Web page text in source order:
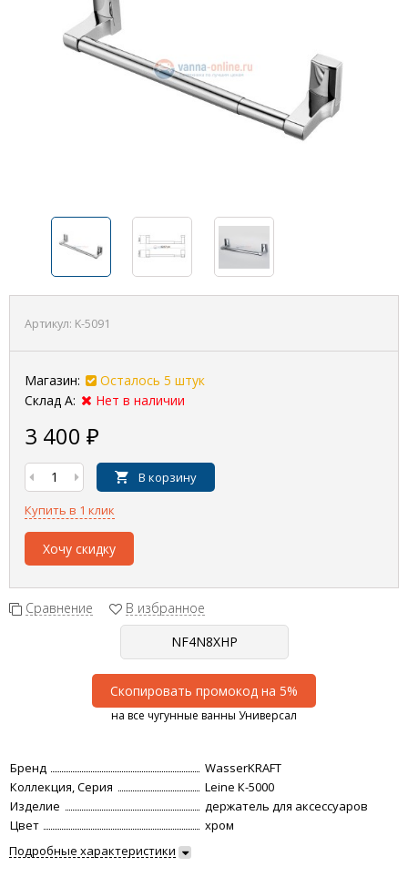
Артикул: K-5091
Магазин:
Осталось 5 штук
Склад А:
Нет в наличии
3 400 ₽
В корзину
Купить в 1 клик
Хочу скидку
Сравнение В избранное
Скопировать промокод на 5%
на все чугунные ванны Универсал
Бренд
WasserKRAFT
Коллекция, Серия
Leine К-5000
Изделие
держатель для аксессуаров
Цвет
хром
Подробные характеристики